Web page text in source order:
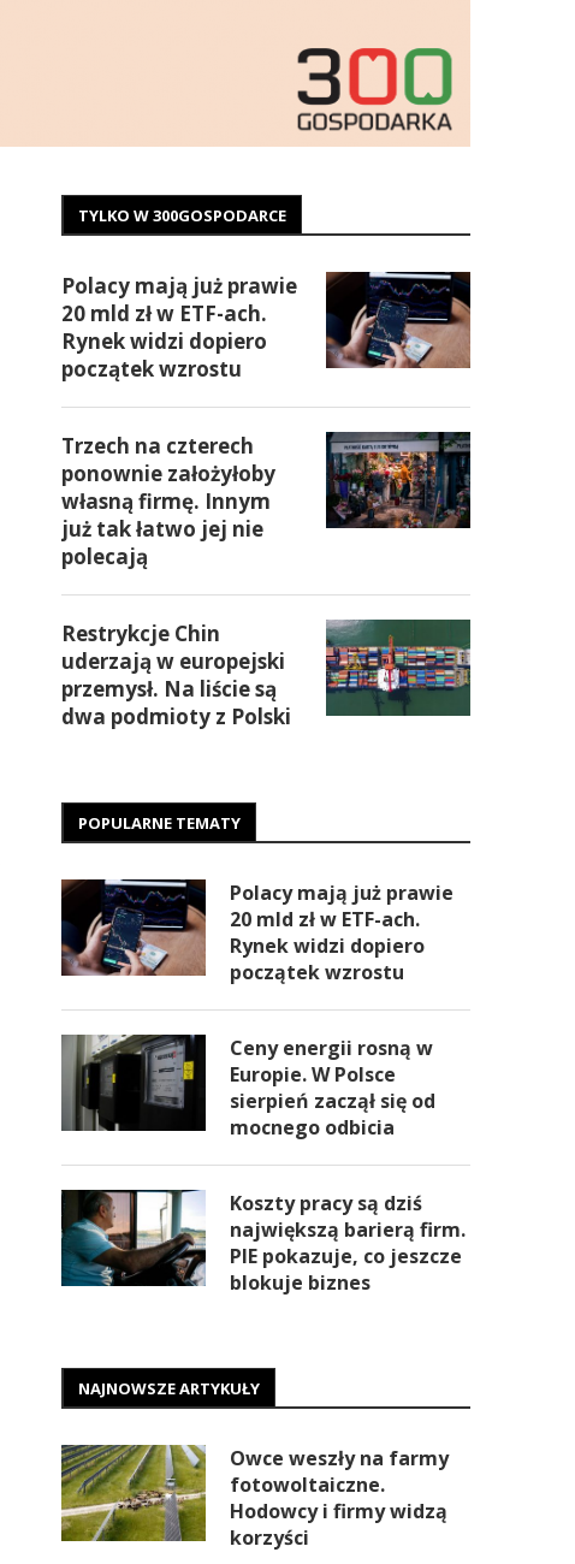
TYLKO W 300GOSPODARCE
Polacy mają już prawie
20 mld zł w ETF-ach.
Rynek widzi dopiero
początek wzrostu
Trzech na czterech
ponownie założyłoby
własną firmę. Innym
już tak łatwo jej nie
polecają
Restrykcje Chin
uderzają w europejski
przemysł. Na liście są
dwa podmioty z Polski
POPULARNE TEMATY
Polacy mają już prawie
20 mld zł w ETF-ach.
Rynek widzi dopiero
początek wzrostu
Ceny energii rosną w
Europie. W Polsce
sierpień zaczął się od
mocnego odbicia
Koszty pracy są dziś
największą barierą firm.
PIE pokazuje, co jeszcze
blokuje biznes
NAJNOWSZE ARTYKUŁY
Owce weszły na farmy
fotowoltaiczne.
Hodowcy i firmy widzą
korzyści